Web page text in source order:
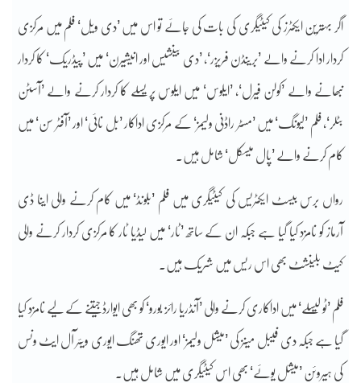
اگر بہترین ایکٹرز کی کیٹیگری کی بات کی جائے تو اس میں ’دی ویل‘ فلم میں مرکزی
کردار ادا کرنے والے ’برینڈن فریزر‘، ’دی بینشیس اور انیشیرن‘ میں ’پیڈریک‘ کا کردار
نبھانے والے ’کولن فیرل‘، ’ایلوس‘ میں ایلوس پریسلے کا کردار کرنے والے ’آسٹن
بٹلر‘، فلم ’لیونگ‘ میں ’مسٹر راڈنی ولیمز‘ کے مرکزی اداکار ’بل نائی‘ اور ’آفٹر سن‘ میں
کام کرنے والے ’پال میسکل‘ شامل ہیں۔
رواں برس بیسٹ ایکٹریس کی کیٹیگری میں فلم ’بلونڈ‘ میں کام کرنے والی اینا ڈی
آرماز کو نامزد کیا گیا ہے جبکہ ان کے ساتھ ’ٹار‘ میں لیڈیا ٹار کا مرکزی کردار کرنے والی
کیٹ بلینشٹ بھی اس ریس میں شریک ہیں۔
فلم ’ٹو لیسلے‘ میں اداکاری کرنے والی ’آنڈریا رائز بورو‘ کو بھی ایوارڈ جیتنے کے لیے نامزد کیا
گیا ہے جبکہ دی فیبل مینز کی ’میشل ولیمز‘ اور ایوری تھنگ ایوری ویئر آل ایٹ ونس
کی ہیروئن ’میشل یوئے‘ بھی اس کیٹیگری میں شامل ہیں۔